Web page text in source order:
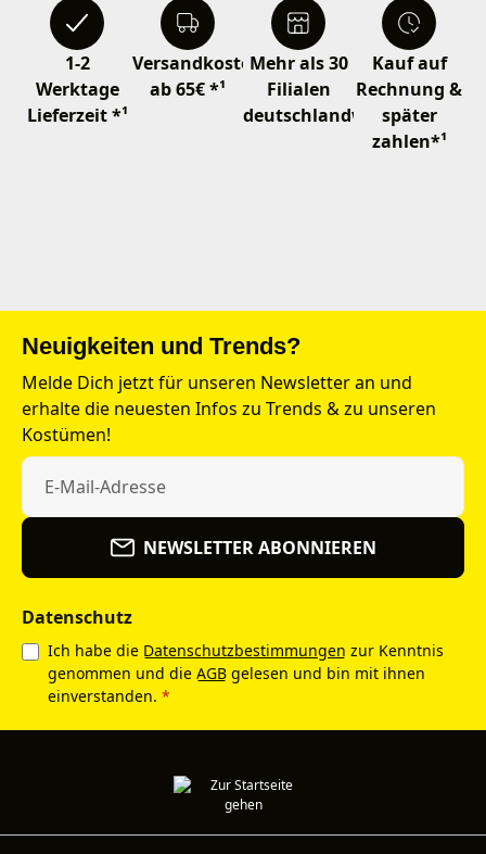
1-2
Werktage
Lieferzeit *¹
Versandkostenfrei
ab 65€ *¹
Mehr als 30
Filialen
deutschlandweit
Kauf auf
Rechnung &
später
zahlen*¹
Neuigkeiten und Trends?
Melde Dich jetzt für unseren Newsletter an und
erhalte die neuesten Infos zu Trends & zu unseren
Kostümen!
NEWSLETTER ABONNIEREN
Datenschutz
Ich habe die Datenschutzbestimmungen zur Kenntnis
genommen und die AGB gelesen und bin mit ihnen
einverstanden. *